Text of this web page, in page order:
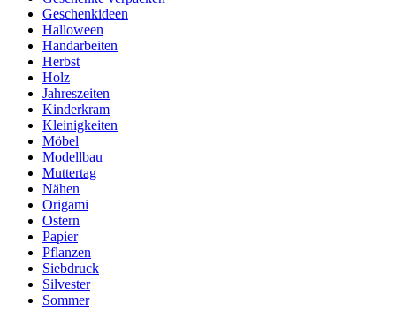
Geschenkideen
Halloween
Handarbeiten
Herbst
Holz
Jahreszeiten
Kinderkram
Kleinigkeiten
Möbel
Modellbau
Muttertag
Nähen
Origami
Ostern
Papier
Pflanzen
Siebdruck
Silvester
Sommer